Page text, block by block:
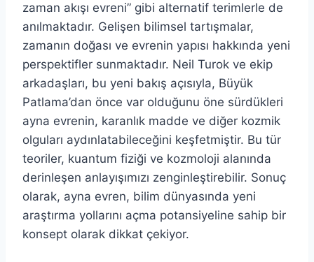
zaman akışı evreni” gibi alternatif terimlerle de
anılmaktadır. Gelişen bilimsel tartışmalar,
zamanın doğası ve evrenin yapısı hakkında yeni
perspektifler sunmaktadır. Neil Turok ve ekip
arkadaşları, bu yeni bakış açısıyla, Büyük
Patlama’dan önce var olduğunu öne sürdükleri
ayna evrenin, karanlık madde ve diğer kozmik
olguları aydınlatabileceğini keşfetmiştir. Bu tür
teoriler, kuantum fiziği ve kozmoloji alanında
derinleşen anlayışımızı zenginleştirebilir. Sonuç
olarak, ayna evren, bilim dünyasında yeni
araştırma yollarını açma potansiyeline sahip bir
konsept olarak dikkat çekiyor.